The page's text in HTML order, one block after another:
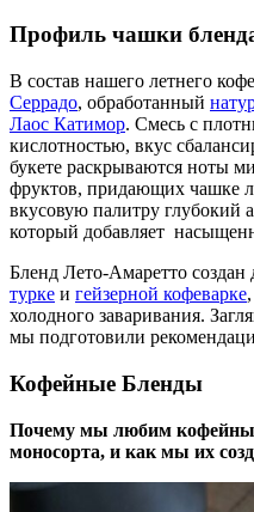
Профиль чашки
В состав нашего летнего
Серрадо, обработанный
Лаос Катимор. Смесь с
кислотностью, вкус
букете раскрываются ноты
фруктов, придающих чашке
вкусовую палитру глубокий
который добавляет
Бленд Лето-Амаретто создан
турке и гейзерной кофеварке
холодного заваривания.
мы подготовили
Кофейные Бленды
Почему мы любим
моносорта, и как мы их